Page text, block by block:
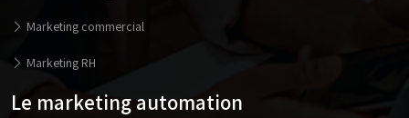
Marketing commercial
Marketing RH
Le marketing automation